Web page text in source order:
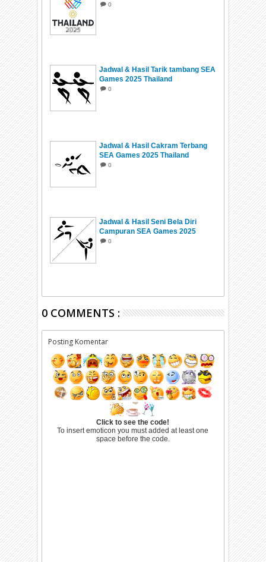
0
Jadwal & Hasil Tarik tambang SEA
Games 2025 Thailand
0
Jadwal & Hasil Cakram Terbang
SEA Games 2025 Thailand
0
Jadwal & Hasil Seni Bela Diri
Campuran SEA Games 2025
Thailand
0
0 COMMENTS :
Posting Komentar
Click to see the code!
To insert emoticon you must added at least one
space before the code.